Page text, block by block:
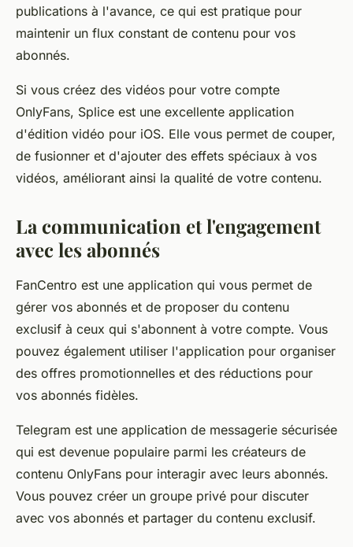
publications à l'avance, ce qui est pratique pour
maintenir un flux constant de contenu pour vos
abonnés.
Si vous créez des vidéos pour votre compte
OnlyFans, Splice est une excellente application
d'édition vidéo pour iOS. Elle vous permet de couper,
de fusionner et d'ajouter des effets spéciaux à vos
vidéos, améliorant ainsi la qualité de votre contenu.
La communication et l'engagement
avec les abonnés
FanCentro est une application qui vous permet de
gérer vos abonnés et de proposer du contenu
exclusif à ceux qui s'abonnent à votre compte. Vous
pouvez également utiliser l'application pour organiser
des offres promotionnelles et des réductions pour
vos abonnés fidèles.
Telegram est une application de messagerie sécurisée
qui est devenue populaire parmi les créateurs de
contenu OnlyFans pour interagir avec leurs abonnés.
Vous pouvez créer un groupe privé pour discuter
avec vos abonnés et partager du contenu exclusif.